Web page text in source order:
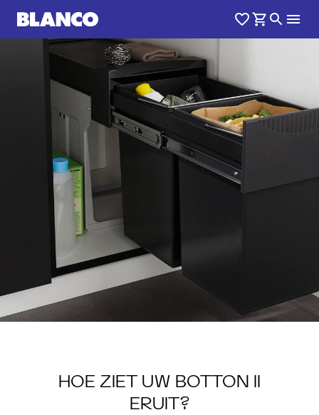
BOTTON II
1 /0
HOE ZIET UW BOTTON II
ERUIT?